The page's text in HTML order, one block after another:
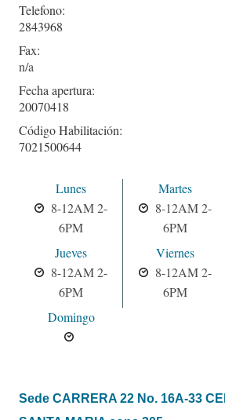
Telefono:
2843968
Fax:
Fecha apertura:
20070418
Código Habilitación:
7021500644
Lunes
8-12AM 2-
6PM
Martes
8-12AM 2-
6PM
Jueves
8-12AM 2-
6PM
Viernes
8-12AM 2-
6PM
Domingo
Sede CARRERA 22 No. 16A-33